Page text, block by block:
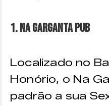
1. Na Garganta Pub
Localizado no
Honório, o Na
padrão a sua